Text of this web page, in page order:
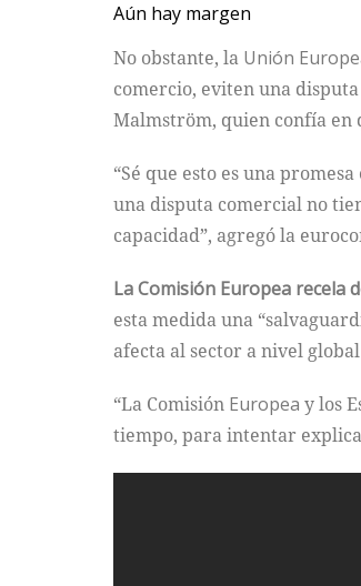
Aún hay margen
No obstante, la Unión
comercio, eviten una
Malmström, quien confía en
“Sé que esto es una
una disputa comercial no
capacidad”, agregó la
La Comisión Europea recela
esta medida una
afecta al sector a nivel
“La Comisión Europea y los
tiempo, para intentar